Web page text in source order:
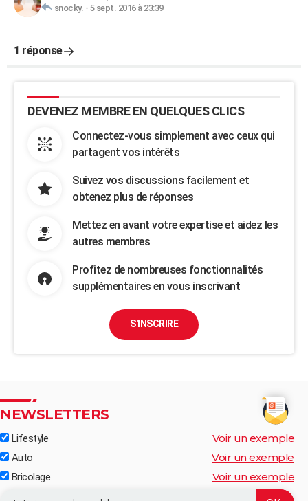
snocky. - 5 sept. 2016 à 23:39
1 réponse
DEVENEZ MEMBRE EN QUELQUES CLICS
Connectez-vous simplement avec ceux qui
partagent vos intérêts
Suivez vos discussions facilement et
obtenez plus de réponses
Mettez en avant votre expertise et aidez les
autres membres
Profitez de nombreuses fonctionnalités
supplémentaires en vous inscrivant
S'INSCRIRE
NEWSLETTERS
Lifestyle Voir un exemple
Auto Voir un exemple
Bricolage Voir un exemple